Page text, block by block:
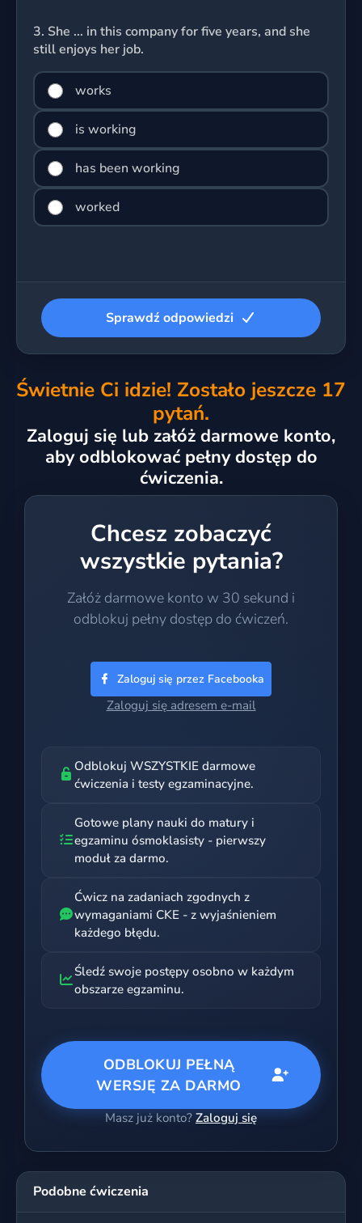
3. She ... in this company for five years, and she
still enjoys her job.
works
is working
has been working
worked
Sprawdź odpowiedzi
Świetnie Ci idzie! Zostało jeszcze 17
pytań.
Zaloguj się lub załóż darmowe konto,
aby odblokować pełny dostęp do
ćwiczenia.
Chcesz zobaczyć
wszystkie pytania?
Załóż darmowe konto w 30 sekund i
odblokuj pełny dostęp do ćwiczeń.
Zaloguj się przez Facebooka
Zaloguj się adresem e-mail
Odblokuj WSZYSTKIE darmowe
ćwiczenia i testy egzaminacyjne.
Gotowe plany nauki do matury i
egzaminu ósmoklasisty - pierwszy
moduł za darmo.
Ćwicz na zadaniach zgodnych z
wymaganiami CKE - z wyjaśnieniem
każdego błędu.
Śledź swoje postępy osobno w każdym
obszarze egzaminu.
ODBLOKUJ PEŁNĄ
WERSJĘ ZA DARMO
Masz już konto?Zaloguj się
Podobne ćwiczenia